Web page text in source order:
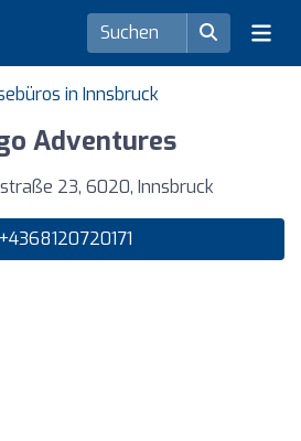
in Innsbruck
Adventures
23, 6020, Innsbruck
+4368120720171